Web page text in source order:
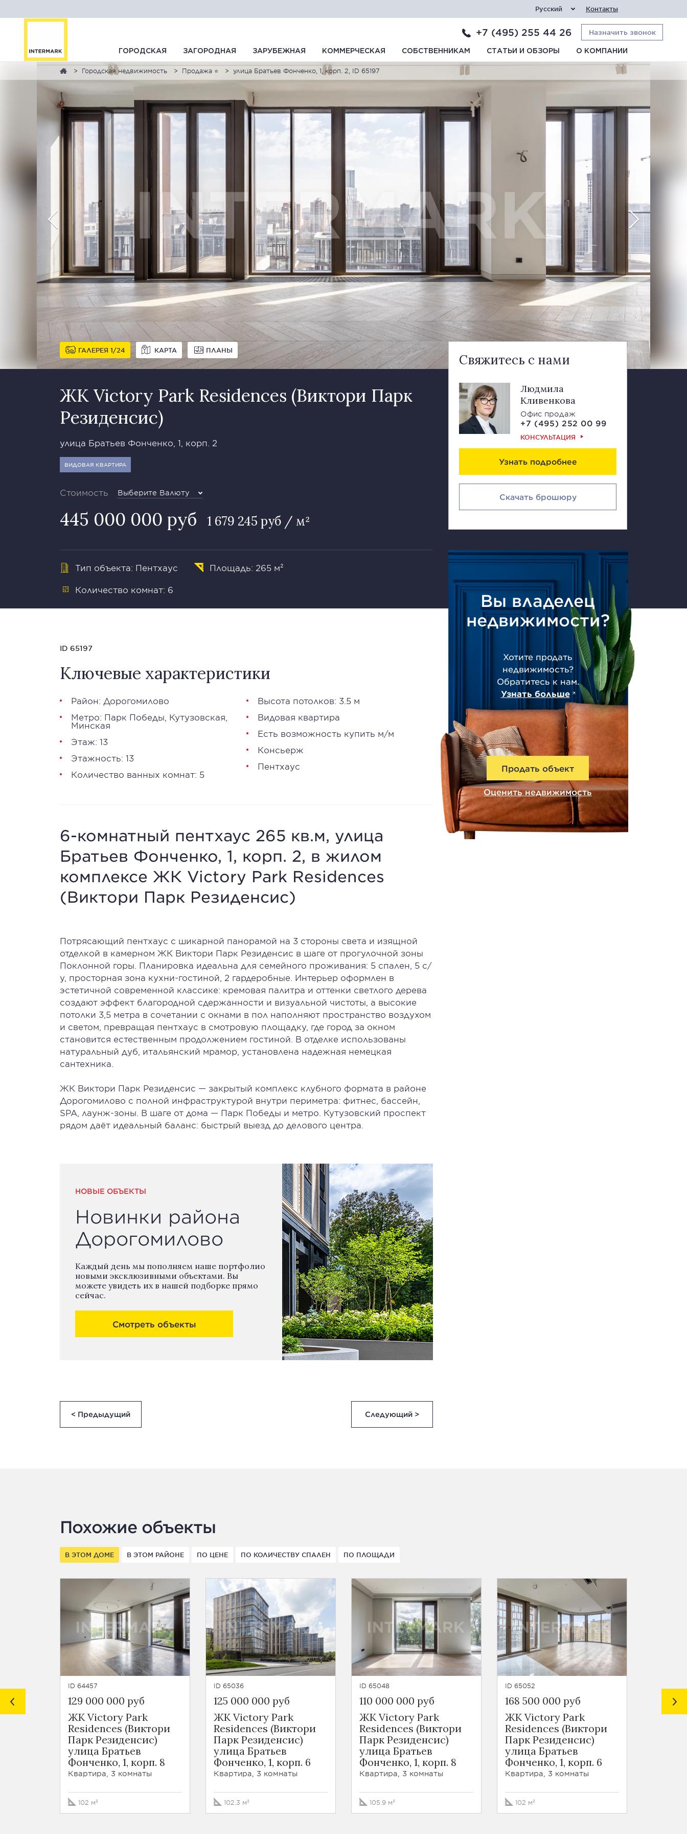
Русский Контакты
+7 (495) 255 44 26 Назначить звонок
ГОРОДСКАЯ ЗАГОРОДНАЯ ЗАРУБЕЖНАЯ КОММЕРЧЕСКАЯ СОБСТВЕННИКАМ СТАТЬИ И ОБЗОРЫ О КОМПАНИИ
Городская недвижимость Продажа ⭐ улица Братьев Фонченко, 1, корп. 2, ID 65197
ГАЛЕРЕЯ 1 24 КАРТА ПЛАНЫ
ЖК Victory Park Residences (Виктори Парк
Резиденсис)
улица Братьев Фонченко, 1, корп. 2
ВИДОВАЯ КВАРТИРА
Стоимость Выберите Валюту
445 000 000 руб 1 679 245 руб / м²
Тип объекта: Пентхаус Площадь: 265 м²
Количество комнат: 6
Свяжитесь с нами
Людмила
Кливенкова
Офис продаж
+7 (495) 252 00 99
КОНСУЛЬТАЦИЯ
Узнать подробнее
Скачать брошюру
Вы владелец
недвижимости?
Хотите продать
недвижимость?
Обратитесь к нам.
Узнать больше
Продать объект
Оценить недвижимость
ID 65197
Ключевые характеристики
Район: Дорогомилово
Метро: Парк Победы Кутузовская
Минская
Этаж: 13
Этажность: 13
Количество ванных комнат: 5
Высота потолков: 3.5 м
Видовая квартира
Есть возможность купить м/м
Консьерж
Пентхаус
6-комнатный пентхаус 265 кв.м, улица
Братьев Фонченко, 1, корп. 2, в жилом
комплексе ЖК Victory Park Residences
(Виктори Парк Резиденсис)
Потрясающий пентхаус с шикарной панорамой на 3 стороны света и изящной
отделкой в камерном ЖК Виктори Парк Резиденсис в шаге от прогулочной зоны
Поклонной горы. Планировка идеальна для семейного проживания: 5 спален, 5 с/
у, просторная зона кухни-гостиной, 2 гардеробные. Интерьер оформлен в
эстетичной современной классике: кремовая палитра и оттенки светлого дерева
создают эффект благородной сдержанности и визуальной чистоты, а высокие
потолки 3,5 метра в сочетании с окнами в пол наполняют пространство воздухом
и светом, превращая пентхаус в смотровую площадку, где город за окном
становится естественным продолжением гостиной. В отделке использованы
натуральный дуб, итальянский мрамор, установлена надежная немецкая
сантехника.
ЖК Виктори Парк Резиденсис — закрытый комплекс клубного формата в районе
Дорогомилово с полной инфраструктурой внутри периметра: фитнес, бассейн,
SPA, лаунж-зоны. В шаге от дома — Парк Победы и метро. Кутузовский проспект
рядом даёт идеальный баланс: быстрый выезд до делового центра.
НОВЫЕ ОБЪЕКТЫ
Новинки района
Дорогомилово
Каждый день мы пополняем наше портфолио
новыми эксклюзивными объектами. Вы
можете увидеть их в нашей подборке прямо
сейчас.
Смотреть объекты
< Предыдущий Следующий >
Похожие объекты
В ЭТОМ ДОМЕ В ЭТОМ РАЙОНЕ ПО ЦЕНЕ ПО КОЛИЧЕСТВУ СПАЛЕН ПО ПЛОЩАДИ
ID 64457
129 000 000 руб
ЖК Victory Park
Residences (Виктори
Парк Резиденсис)
улица Братьев
Фонченко, 1, корп. 8
Квартира, 3 комнаты
102 м²
ID 65036
125 000 000 руб
ЖК Victory Park
Residences (Виктори
Парк Резиденсис)
улица Братьев
Фонченко, 1, корп. 6
Квартира, 3 комнаты
102.3 м²
ID 65048
110 000 000 руб
ЖК Victory Park
Residences (Виктори
Парк Резиденсис)
улица Братьев
Фонченко, 1, корп. 8
Квартира, 3 комнаты
105.9 м²
ID 65052
168 500 000 руб
ЖК Victory Park
Residences (Виктори
Парк Резиденсис)
улица Братьев
Фонченко, 1, корп. 6
Квартира, 3 комнаты
102 м²
270
ЖК